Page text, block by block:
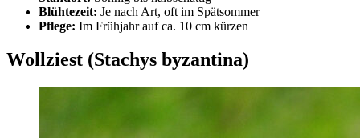
Blühtezeit: Je nach Art, oft im Spätsommer
Pflege: Im Frühjahr auf ca. 10 cm kürzen
Wollziest (Stachys byzantina)